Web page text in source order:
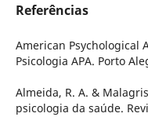
Referências
American Psychological
Psicologia APA. Porto
Almeida, R. A. &
psicologia da saúde.